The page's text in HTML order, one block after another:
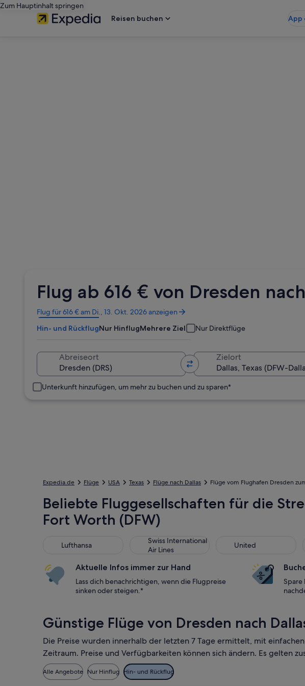
Zum Hauptinhalt springen
Reisen buchen
App
Flug ab 616 € von Dresden
Flug für 616 € am Di., 13. Okt. 2026 anzeigen
Wird
in
einem
geöffnet
Hin- und RückflugNur HinflugMehrere Ziele Nur Direktflüge
Abreiseort Zielort
Unterkunft hinzufügen, um mehr zu buchen und zu sparen*
Expedia.de Flüge USA Texas Flüge nach Dallas Flüge vom Flughafen Dresden
Beliebte Fluggesellschaften für die
Fort Worth (DFW)
Lufthansa
Lufthansa
Swiss International
Air Lines
Swiss International Air Lines United
United
Aktuelle Infos immer zur Hand
Lass dich benachrichtigen, wenn die Flugpreise
sinken oder steigen.*
Spare
Günstige Flüge von Dresden nach
Die Preise wurden innerhalb der letzten 7 Tage ermittelt, mit
Zeitraum. Preise und Verfügbarkeiten können sich ändern. Es gelten
Alle Angebote Nur Hinflug Hin- und Rückflug